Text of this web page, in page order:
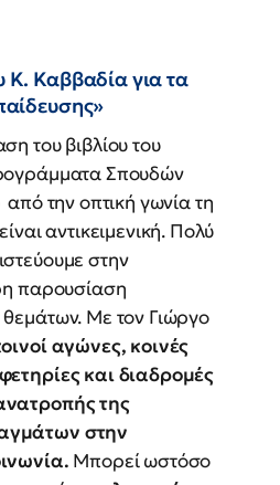
Κ. Καββαδία για τα
του βιβλίου του
Σπουδών
την οπτική γωνία τη
αντικειμενική. Πολύ
στην
παρουσίαση
Με τον Γιώργο
αγώνες, κοινές
και διαδρομές
της
στην
Μπορεί ωστόσο